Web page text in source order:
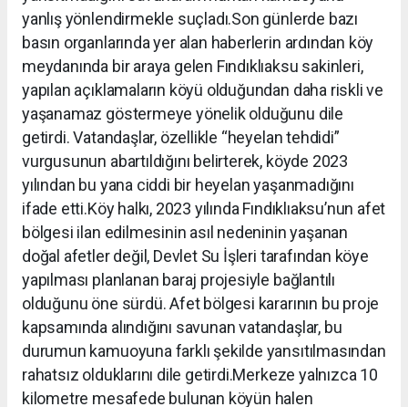
yanlış yönlendirmekle suçladı.Son günlerde bazı
basın organlarında yer alan haberlerin ardından köy
meydanında bir araya gelen Fındıklıaksu sakinleri,
yapılan açıklamaların köyü olduğundan daha riskli ve
yaşanamaz göstermeye yönelik olduğunu dile
getirdi. Vatandaşlar, özellikle “heyelan tehdidi”
vurgusunun abartıldığını belirterek, köyde 2023
yılından bu yana ciddi bir heyelan yaşanmadığını
ifade etti.Köy halkı, 2023 yılında Fındıklıaksu’nun afet
bölgesi ilan edilmesinin asıl nedeninin yaşanan
doğal afetler değil, Devlet Su İşleri tarafından köye
yapılması planlanan baraj projesiyle bağlantılı
olduğunu öne sürdü. Afet bölgesi kararının bu proje
kapsamında alındığını savunan vatandaşlar, bu
durumun kamuoyuna farklı şekilde yansıtılmasından
rahatsız olduklarını dile getirdi.Merkeze yalnızca 10
kilometre mesafede bulunan köyün halen